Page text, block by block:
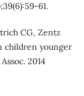
61.
CG, Zentz
children younger
2014